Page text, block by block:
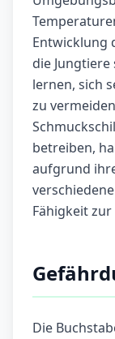
Entwicklung
die
lernen, sich
zu
betreiben,
aufgrund
Fähigkeit
Die